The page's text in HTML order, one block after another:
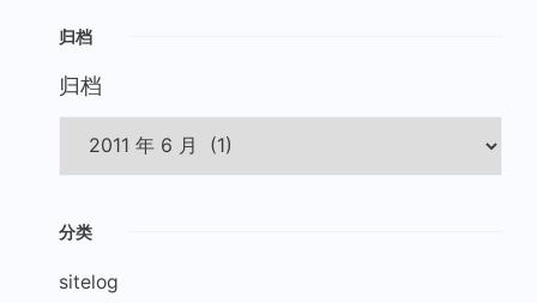
归档
归档
分类
sitelog